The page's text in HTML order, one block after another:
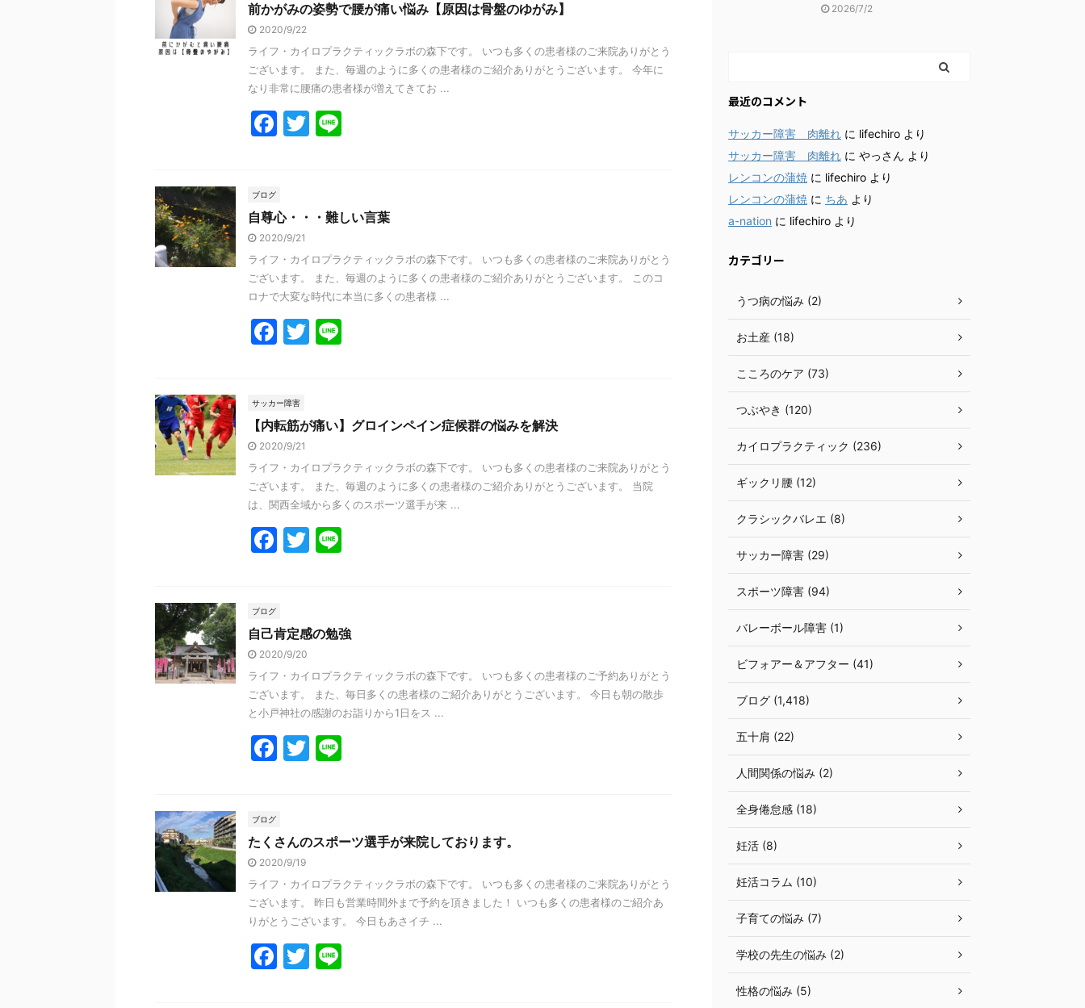
b
o
o
k
前かがみの姿勢で腰が痛い悩み【原因は骨盤のゆがみ】
2020/9/22
ライフ・カイロプラクティックラボの森下です。 いつも多くの患者様のご来院ありがとう
ございます。 また、毎週のように多くの患者様のご紹介ありがとうございます。 今年に
なり非常に腰痛の患者様が増えてきてお ...
F
b
o
o
k
T
ブログ
自尊心・・・難しい言葉
2020/9/21
ライフ・カイロプラクティックラボの森下です。 いつも多くの患者様のご来院ありがとう
ございます。 また、毎週のように多くの患者様のご紹介ありがとうございます。 このコ
ロナで大変な時代に本当に多くの患者様 ...
F
e
b
o
o
k
T
サッカー障害
【内転筋が痛い】グロインペイン症候群の悩みを解決
2020/9/21
ライフ・カイロプラクティックラボの森下です。 いつも多くの患者様のご来院ありがとう
ございます。 また、毎週のように多くの患者様のご紹介ありがとうございます。 当院
は、関西全域から多くのスポーツ選手が来 ...
F
b
o
o
k
T
ブログ
自己肯定感の勉強
2020/9/20
ライフ・カイロプラクティックラボの森下です。 いつも多くの患者様のご予約ありがとう
ございます。 また、毎日多くの患者様のご紹介ありがとうございます。 今日も朝の散歩
と小戸神社の感謝のお詣りから1日をス ...
F
b
o
o
k
T
ブログ
たくさんのスポーツ選手が来院しております。
2020/9/19
ライフ・カイロプラクティックラボの森下です。 いつも多くの患者様のご来院ありがとう
ございます。 昨日も営業時間外まで予約を頂きました！ いつも多くの患者様のご紹介あ
りがとうございます。 今日もあさイチ ...
F
T
2026/7/2
最近のコメント
サッカー障害 肉離れ に lifechiro より
サッカー障害 肉離れ に やっさん より
レンコンの蒲焼 に lifechiro より
レンコンの蒲焼 に ちあ より
a-nation に lifechiro より
カテゴリー
うつ病の悩み (2)
お土産 (18)
こころのケア (73)
つぶやき (120)
カイロプラクティック (236)
ギックリ腰 (12)
クラシックバレエ (8)
サッカー障害 (29)
スポーツ障害 (94)
バレーボール障害 (1)
ビフォアー＆アフター (41)
ブログ (1,418)
五十肩 (22)
人間関係の悩み (2)
全身倦怠感 (18)
妊活 (8)
妊活コラム (10)
子育ての悩み (7)
学校の先生の悩み (2)
性格の悩み (5)